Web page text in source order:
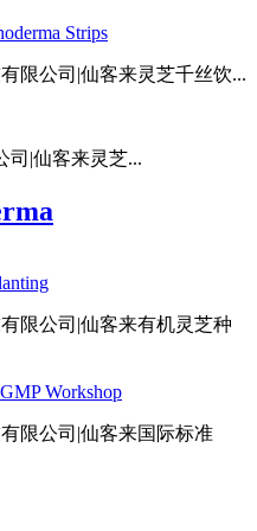
Strips
限公司|仙客来灵芝千丝饮...
司|仙客来灵芝...
限公司|仙客来有机灵芝种
Workshop
限公司|仙客来国际标准